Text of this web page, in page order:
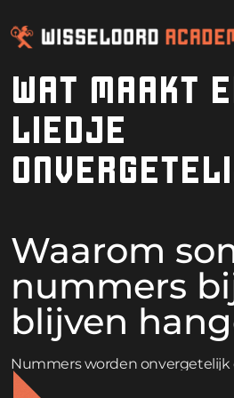
WAT MAAKT
LIEDJE
Waarom
nummers
blijven
Nummers worden onvergetelijk
mix van psychologische triggers